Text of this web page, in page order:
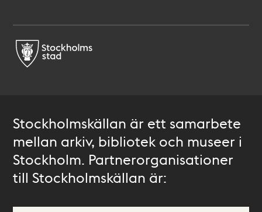
Stockholmskällan är ett samarbete
mellan arkiv, bibliotek och museer i
Stockholm. Partnerorganisationer
till Stockholmskällan är: